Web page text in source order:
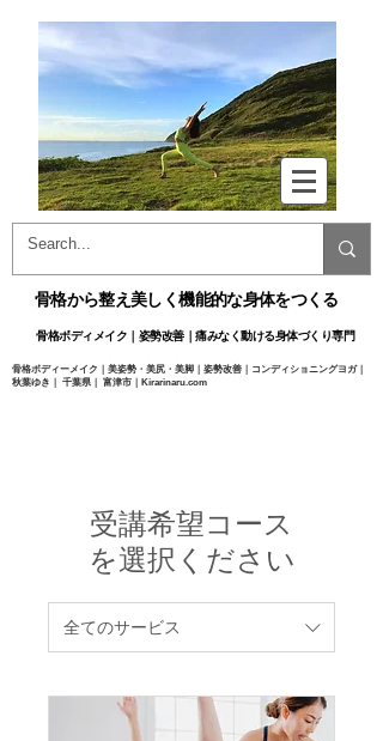
骨格から整え美しく機能的な身体をつくる
骨格ボディメイク｜姿勢改善｜痛みなく動ける身体づくり専門​
骨格ボディーメイク｜美姿勢・美尻・美脚｜姿勢改善｜コンディショニングヨガ｜
秋葉ゆき｜ 千葉県｜ 富津市｜Kirarinaru.com
受講希望コース
を選択ください
全てのサービス